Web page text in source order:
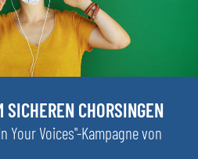
CHORSINGEN
Your Voices"-Kampagne von